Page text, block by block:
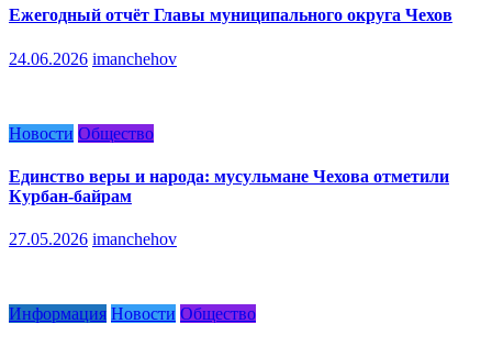
Ежегодный отчёт Главы муниципального округа Чехов
24.06.2026 imanchehov
Новости Общество
Единство веры и народа: мусульмане Чехова отметили
Курбан-байрам
27.05.2026 imanchehov
Информация Новости Общество